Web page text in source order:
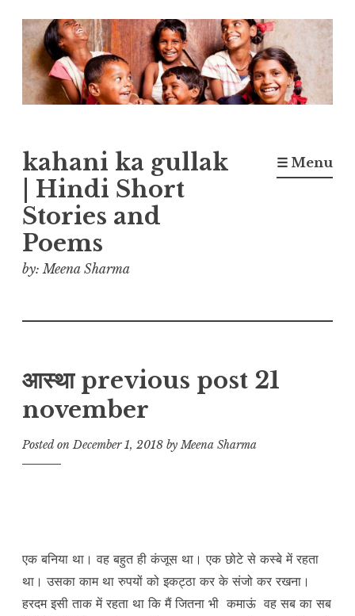
Skip
to
content
kahani ka gullak
| Hindi Short
Stories and
Poems
by: Meena Sharma
☰ Menu
आस्था previous post 21
november
Posted onDecember 1, 2018 byMeena Sharma
एक बनिया था। वह बहुत ही कंजूस था। एक छोटे से कस्बे में रहता
था। उसका काम था रुपयों को इकट्ठा कर के संजो कर रखना।
हरदम इसी ताक में रहता था कि मैं जितना भी कमाऊं वह सब का सब